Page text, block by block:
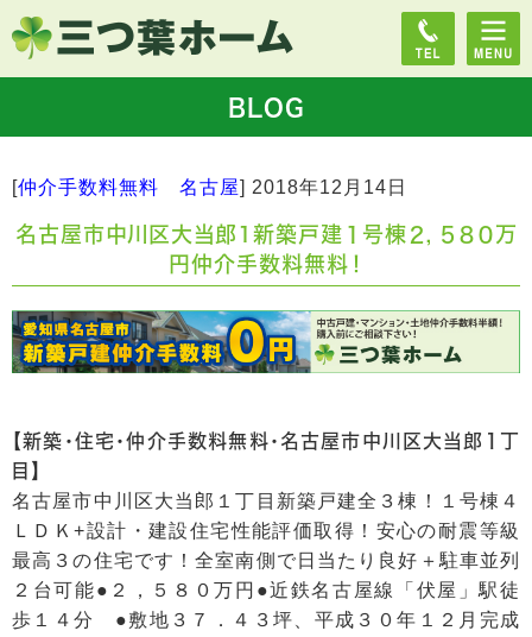
BLOG
[仲介手数料無料 名古屋] 2018年12月14日
名古屋市中川区大当郎1新築戸建１号棟２，５８０万
円仲介手数料無料！
【新築・住宅・仲介手数料無料・名古屋市中川区大当郎１丁
目】
名古屋市中川区大当郎１丁目新築戸建全３棟！１号棟４
ＬＤＫ+設計・建設住宅性能評価取得！安心の耐震等級
最高３の住宅です！全室南側で日当たり良好＋駐車並列
２台可能●２，５８０万円●近鉄名古屋線「伏屋」駅徒
歩１４分 ●敷地３７．４３坪、平成３０年１２月完成